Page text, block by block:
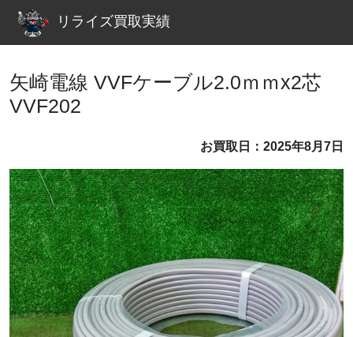
リライズ買取実績
矢崎電線 VVFケーブル2.0ｍｍx2芯
VVF202
お買取日：2025年8月7日